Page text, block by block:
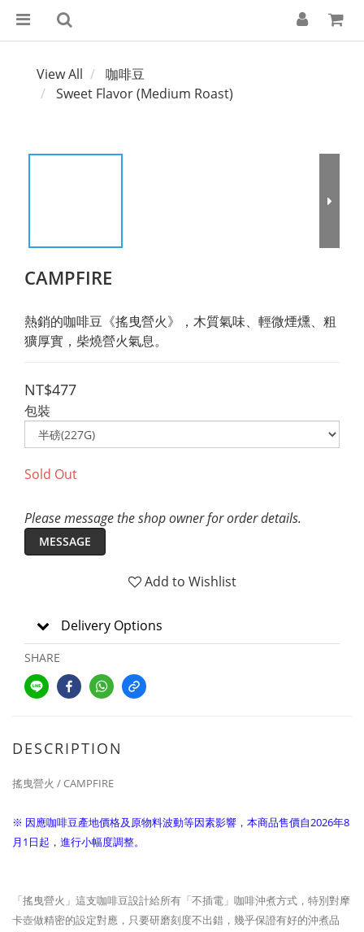
View All
咖啡豆
Sweet Flavor (Medium Roast)
CAMPFIRE
熱銷的咖啡豆《搖曳營火》，木質氣味、輕微煙燻、粗
獷厚實，柴燒營火氣息。
NT$477
包裝
Sold Out
Please message the shop owner for order details.
MESSAGE
Add to Wishlist
Delivery Options
SHARE
DESCRIPTION
搖曳營火 / CAMPFIRE
※ 因應咖啡豆產地價格及原物料波動等因素影響，本商品售價自2026年8
月1日起，進行小幅度調整。
「搖曳營火」這支咖啡豆設計給所有「不插電」咖啡沖煮方式，特別對摩
卡壺做精密的設定對應，只要研磨刻度不出錯，幾乎保證有好的沖煮品